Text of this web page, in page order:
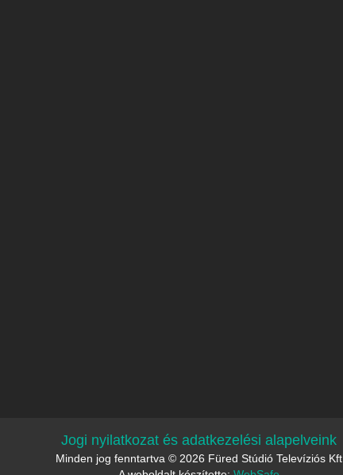
Jogi nyilatkozat és adatkezelési alapelveink
Minden jog fenntartva © 2026 Füred Stúdió Televíziós Kft